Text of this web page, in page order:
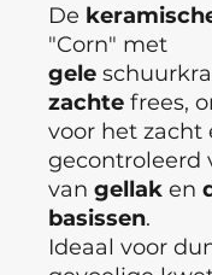
De
"Corn" met
gele
zachte frees,
voor het zacht
gecontroleerd
van gellak en
basissen.
Ideaal voor